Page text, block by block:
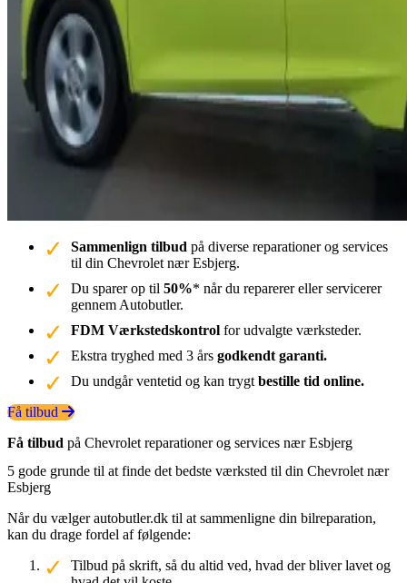
Sammenlign tilbud på diverse reparationer og services
til din Chevrolet nær Esbjerg.
Du sparer op til 50%* når du reparerer eller servicerer
gennem Autobutler.
FDM Værkstedskontrol for udvalgte værksteder.
Ekstra tryghed med 3 års godkendt garanti.
Du undgår ventetid og kan trygt bestille tid online.
Få tilbud
Få tilbud på Chevrolet reparationer og services nær Esbjerg
5 gode grunde til at finde det bedste værksted til din Chevrolet nær
Esbjerg
Når du vælger autobutler.dk til at sammenligne din bilreparation,
kan du drage fordel af følgende:
Tilbud på skrift, så du altid ved, hvad der bliver lavet og